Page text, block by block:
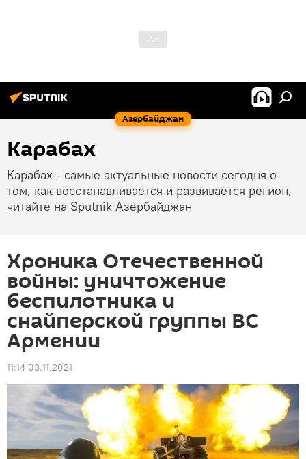
Азербайджан
Карабах
Карабах - самые актуальные новости сегодня о
том, как восстанавливается и развивается регион,
читайте на Sputnik Азербайджан
Хроника Отечественной
войны: уничтожение
беспилотника и
снайперской группы ВС
Армении
11:14 03.11.2021